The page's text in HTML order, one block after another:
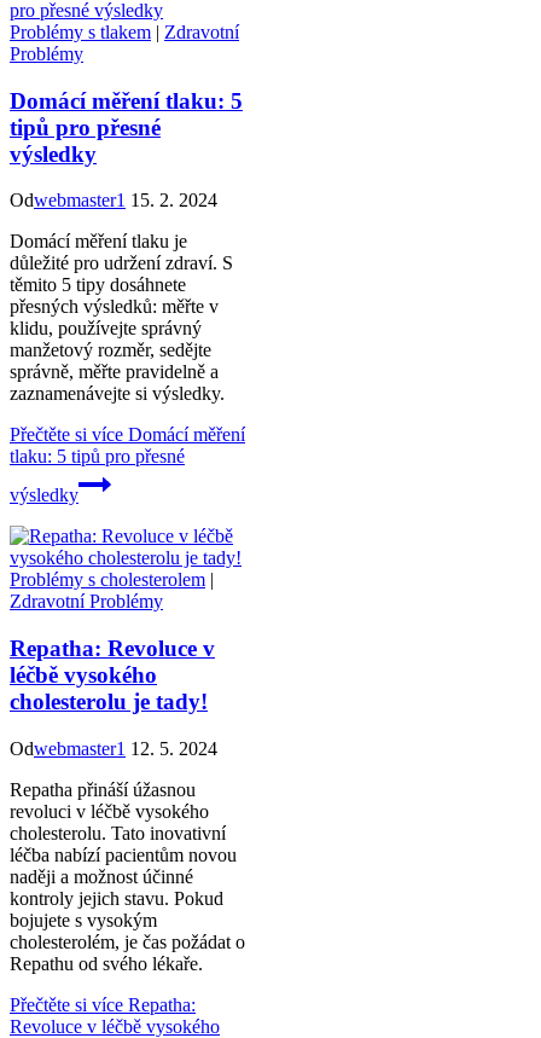
Problémy s tlakem | Zdravotní
Problémy
Domácí měření tlaku: 5
tipů pro přesné
výsledky
Odwebmaster1 15. 2. 2024
Domácí měření tlaku je
důležité pro udržení zdraví. S
těmito 5 tipy dosáhnete
přesných výsledků: měřte v
klidu, používejte správný
manžetový rozměr, sedějte
správně, měřte pravidelně a
zaznamenávejte si výsledky.
Přečtěte si více Domácí měření
tlaku: 5 tipů pro přesné
výsledky
Problémy s cholesterolem |
Zdravotní Problémy
Repatha: Revoluce v
léčbě vysokého
cholesterolu je tady!
Odwebmaster1 12. 5. 2024
Repatha přináší úžasnou
revoluci v léčbě vysokého
cholesterolu. Tato inovativní
léčba nabízí pacientům novou
naději a možnost účinné
kontroly jejich stavu. Pokud
bojujete s vysokým
cholesterolém, je čas požádat o
Repathu od svého lékaře.
Přečtěte si více Repatha:
Revoluce v léčbě vysokého